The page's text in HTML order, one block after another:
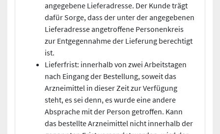
angegebene Lieferadresse. Der Kunde trägt
dafür Sorge, dass der unter der angegebenen
Lieferadresse angetroffene Personenkreis
zur Entgegennahme der Lieferung berechtigt
ist.
Lieferfrist: innerhalb von zwei Arbeitstagen
nach Eingang der Bestellung, soweit das
Arzneimittel in dieser Zeit zur Verfügung
steht, es sei denn, es wurde eine andere
Absprache mit der Person getroffen. Kann
das bestellte Arzneimittel nicht innerhalb der